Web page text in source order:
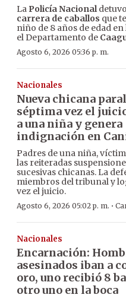
La Policía Nacional
carrera de caballos que
niño de 8 años de edad
el Departamento de
Agosto 6, 2026 05:36 p. m.
Nacionales
Nueva chicana
séptima vez el
a una niña y genera
indignación en
Padres de una niña,
las reiteradas
sucesivas chicanas. La
miembros del tribunal y
vez el juicio.
Agosto 6, 2026 05:02 p. m. ·
Nacionales
Encarnación:
asesinados iban a
oro, uno recibió 8
otro uno en la boca